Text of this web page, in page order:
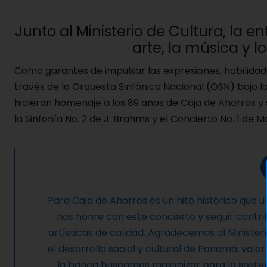
Junto al Ministerio de Cultura, la
arte, la música y
Como garantes de impulsar las expresiones,
través de la Orquesta Sinfónica Nacional (OSN) bajo
hicieron homenaje a los 89 años de Caja de
la Sinfonía No. 2 de J. Brahms y el Concierto No. 1 de
Para Caja de Ahorros es un hito histórico que
nos honre con este concierto y seguir
artísticas de calidad. Agradecemos al
el desarrollo social y cultural de Panamá,